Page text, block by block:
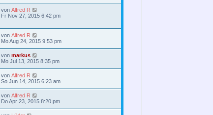
von Alfred R
Fr Nov 27, 2015 6:42 pm
von Alfred R
Mo Aug 24, 2015 9:53 pm
von markus
Mo Jul 13, 2015 8:35 pm
von Alfred R
So Jun 14, 2015 6:23 am
von Alfred R
Do Apr 23, 2015 8:20 pm